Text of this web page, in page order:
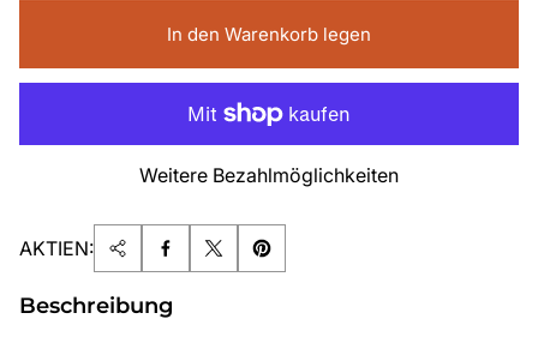
In den Warenkorb legen
Weitere Bezahlmöglichkeiten
AKTIEN:
Beschreibung